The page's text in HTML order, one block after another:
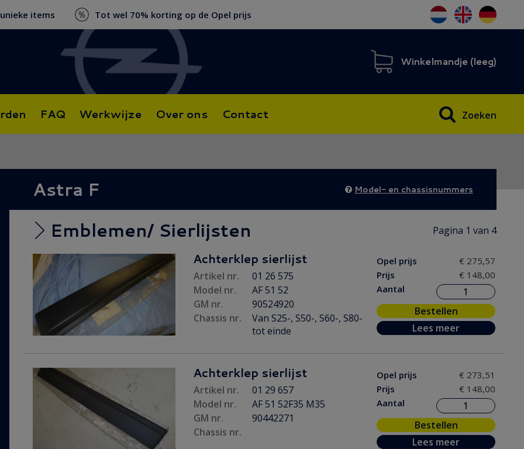
items Tot wel 70% korting op de Opel prijs
Winkelmandje (leeg)
FAQ Werkwijze Over ons Contact Zoeken
Astra F Model- en chassisnummers
Emblemen/ Sierlijsten Pagina 1 van 4
Achterklep sierlijst
Artikel nr.
01 26 575
Model nr.
AF 51 52
GM nr.
90524920
Chassis nr.
Van S25-, S50-, S60-, S80-
tot einde
Opel prijs
€ 275,57
Prijs
€ 148,00
Aantal
Bestellen
Lees meer
Achterklep sierlijst
Artikel nr.
01 29 657
Model nr.
AF 51 52F35 M35
GM nr.
90442271
Chassis nr.
Opel prijs
€ 273,51
Prijs
€ 148,00
Aantal
Bestellen
Lees meer